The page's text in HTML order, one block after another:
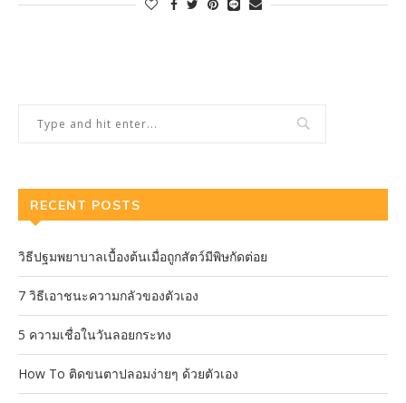
RECENT POSTS
วิธีปฐมพยาบาลเบื้องต้นเมื่อถูกสัตว์มีพิษกัดต่อย
7 วิธีเอาชนะความกลัวของตัวเอง
5 ความเชื่อในวันลอยกระทง
How To ติดขนตาปลอมง่ายๆ ด้วยตัวเอง